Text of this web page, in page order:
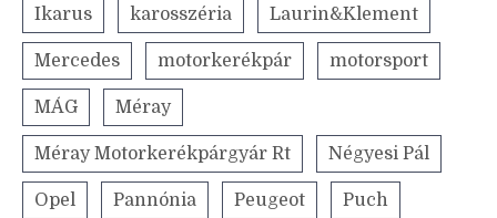
Ikarus karosszéria Laurin&Klement
Mercedes motorkerékpár motorsport
MÁG Méray
Méray Motorkerékpárgyár Rt Négyesi Pál
Opel Pannónia Peugeot Puch